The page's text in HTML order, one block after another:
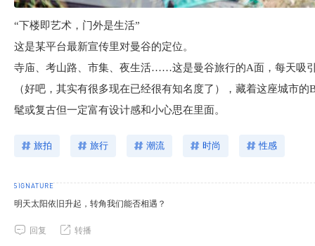
“下楼即艺术，门外是生活”
这是某平台最新宣传里对曼谷的定位。
寺庙、考山路、市集、夜生活……这是曼谷旅行的A面，每天吸
（好吧，其实有很多现在已经很有知名度了），藏着这座城市
髦或复古但一定富有设计感和小心思在里面。
旅拍 旅行 潮流 时尚 性感
明天太阳依旧升起，转角我们能否相遇？
回复 转播